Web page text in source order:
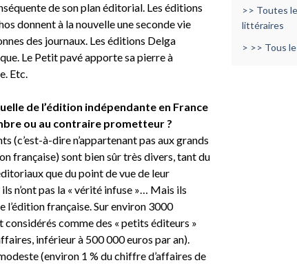
de son plan éditorial. Les éditions
donnent à la nouvelle une seconde vie
des journaux. Les éditions Delga
Le Petit pavé apporte sa pierre à
Etc.
de l’édition indépendante en France
ou au contraire prometteur ?
(c’est-à-dire n’appartenant pas aux grands
française) sont bien sûr très divers, tant du
que du point de vue de leur
n’ont pas la « vérité infuse »… Mais ils
l’édition française. Sur environ 3000
considérés comme des « petits éditeurs »
inférieur à 500 000 euros par an).
(environ 1 % du chiffre d’affaires de
>> Toutes
littéraires
> >> Tous